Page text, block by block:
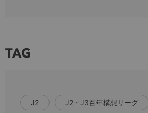
TAG
J2 J2・J3百年構想リーグ